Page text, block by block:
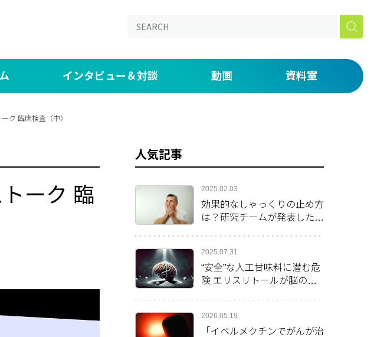
！
なぁれ！！
し
インタビュー＆対談
対談 研修医×専攻医【Naked】
社会医学系専門医の「いま・未来」
動画
One day―医師密着ドキュメンタリー―
資料室
ク 臨床検査（中）
ーク 臨
人気記事
2025.02.03
効果的なしゃっくりの止め方
は？研究チームが発表した方
2025.07.31
“安全”な人工甘味料に潜む危
険 エリスリトールが脳の健
2026.05.19
「イベルメクチンでがんが治